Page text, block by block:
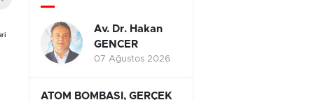
Av. Dr. Hakan
GENCER
07 Ağustos 2026
ATOM BOMBASI, GERÇEK